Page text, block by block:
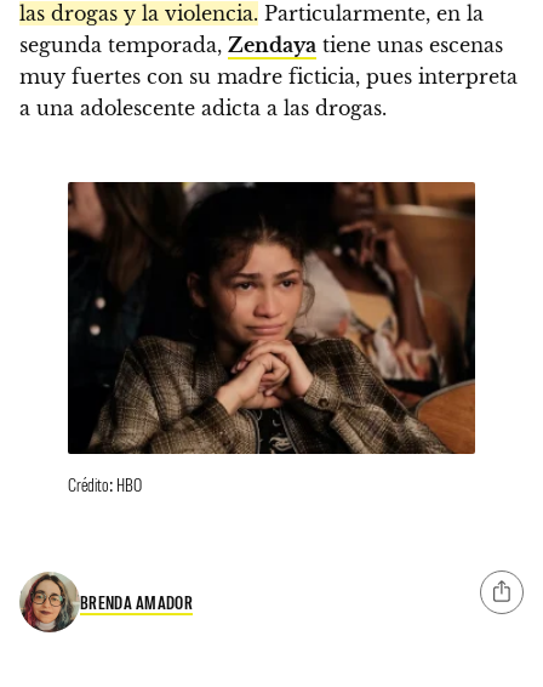
las drogas y la violencia. Particularmente, en la
segunda temporada, Zendaya tiene unas escenas
muy fuertes con su madre ficticia, pues interpreta
a una adolescente adicta a las drogas.
Crédito: HBO
BRENDA AMADOR